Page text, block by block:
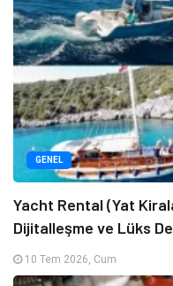
GENEL
Yacht Rental (Yat
Dijitalleşme ve Lüks
10 Tem 2026, Cum